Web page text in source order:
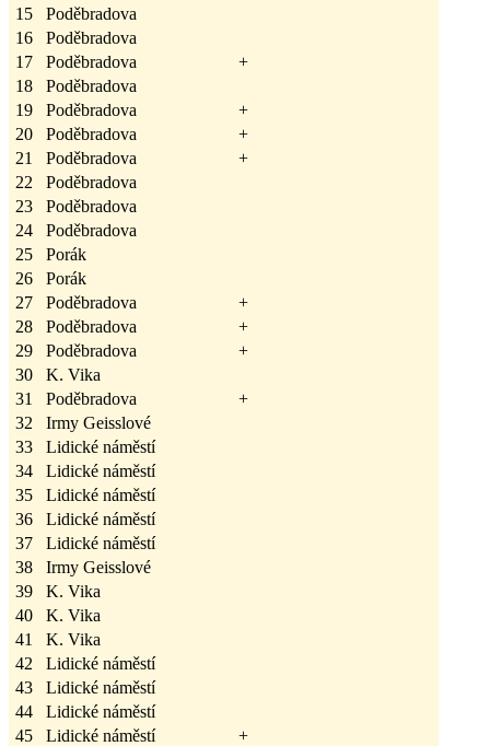
15
Poděbradova
16
Poděbradova
17
Poděbradova
+
18
Poděbradova
19
Poděbradova
+
20
Poděbradova
+
21
Poděbradova
+
22
Poděbradova
23
Poděbradova
24
Poděbradova
25
Porák
26
Porák
27
Poděbradova
+
28
Poděbradova
+
29
Poděbradova
+
30
K. Vika
31
Poděbradova
+
32
Irmy Geisslové
33
Lidické náměstí
34
Lidické náměstí
35
Lidické náměstí
36
Lidické náměstí
37
Lidické náměstí
38
Irmy Geisslové
39
K. Vika
40
K. Vika
41
K. Vika
42
Lidické náměstí
43
Lidické náměstí
44
Lidické náměstí
45
Lidické náměstí
+